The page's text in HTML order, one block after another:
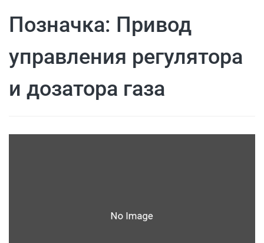
Позначка: Привод
управления регулятора
и дозатора газа